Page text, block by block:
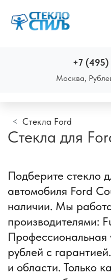
+7
Москва,
Стекла Ford
Стекла для
Подберите стекло
автомобиля Ford
наличии. Мы
производителями:
Профессиональная
рублей с
и области. Только